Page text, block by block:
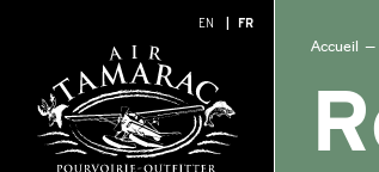
EN FR
Accueil —